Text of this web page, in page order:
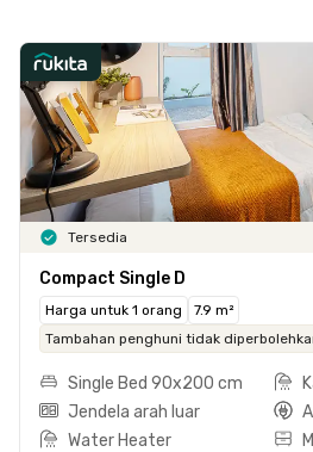
Tersedia
Compact Single D
Harga untuk 1 orang
7.9 m²
Tambahan penghuni tidak
Single Bed 90x200 cm
Jendela arah luar
Water Heater